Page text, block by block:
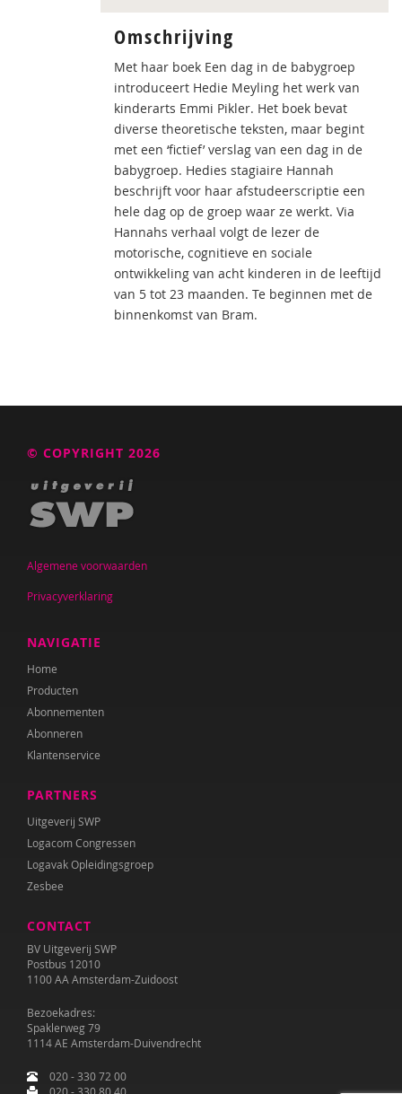
Omschrijving
Met haar boek Een dag in de babygroep
introduceert Hedie Meyling het werk van
kinderarts Emmi Pikler. Het boek bevat
diverse theoretische teksten, maar begint
met een ‘fictief’ verslag van een dag in de
babygroep. Hedies stagiaire Hannah
beschrijft voor haar afstudeerscriptie een
hele dag op de groep waar ze werkt. Via
Hannahs verhaal volgt de lezer de
motorische, cognitieve en sociale
ontwikkeling van acht kinderen in de leeftijd
van 5 tot 23 maanden. Te beginnen met de
binnenkomst van Bram.
© COPYRIGHT 2026
Algemene voorwaarden
Privacyverklaring
NAVIGATIE
Home
Producten
Abonnementen
Abonneren
Klantenservice
PARTNERS
Uitgeverij SWP
Logacom Congressen
Logavak Opleidingsgroep
Zesbee
CONTACT
BV Uitgeverij SWP
Postbus 12010
1100 AA Amsterdam-Zuidoost
Bezoekadres:
Spaklerweg 79
1114 AE Amsterdam-Duivendrecht
020 - 330 72 00